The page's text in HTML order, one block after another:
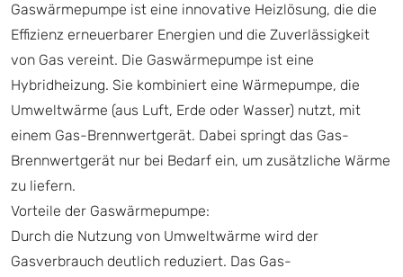
Gaswärmepumpe ist eine innovative Heizlösung, die die
Effizienz erneuerbarer Energien und die Zuverlässigkeit
von Gas vereint. Die Gaswärmepumpe ist eine
Hybridheizung. Sie kombiniert eine Wärmepumpe, die
Umweltwärme (aus Luft, Erde oder Wasser) nutzt, mit
einem Gas-Brennwertgerät. Dabei springt das Gas-
Brennwertgerät nur bei Bedarf ein, um zusätzliche Wärme
zu liefern.
Vorteile der Gaswärmepumpe:
Durch die Nutzung von Umweltwärme wird der
Gasverbrauch deutlich reduziert. Das Gas-